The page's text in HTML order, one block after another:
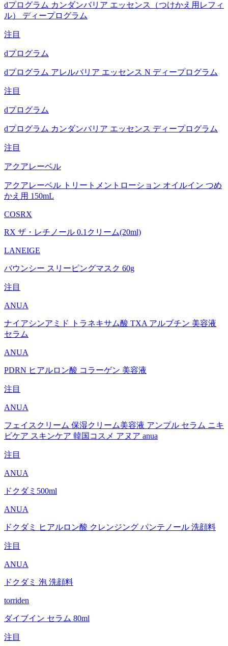
dプログラム カンダンバリア エッセンス（つけかえ用レフィ
ル） ディープログラム
注目
dプログラム
dプログラム アレルバリア エッセンス N ディープログラム
注目
dプログラム
dプログラム カンダンバリア エッセンス ディープログラム
注目
アクアレーベル
アクアレーベル トリートメントローション オイルイン つめ
かえ用 150mL
COSRX
RX ザ・レチノール 0.1クリーム(20ml)
LANEIGE
バウンシー スリーピングマスク 60g
注目
ANUA
ナイアシンアミド トラネキサム酸 TXA アルブチン 美容液
セラム
ANUA
PDRN ヒアルロン酸 コラーゲン 美容液
注目
ANUA
フェイスクリーム 保湿クリーム美容液 アンプル セラム ニキ
ビケア スキンケア 韓国コスメ アヌア anua
注目
ANUA
ドクダミ500ml
ANUA
ドクダミ ヒアルロン酸 クレンジング パンテノール 洗顔料
注目
ANUA
ドクダミ 泡 洗顔料
torriden
ダイブイン セラム 80ml
注目